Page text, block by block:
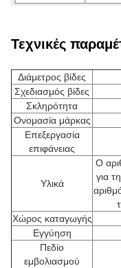
Τεχνικές
Διάμετρος βίδες
Σχεδιασμός βίδες
Σκληρότητα
Ονομασία μάρκας
Επεξεργασία
επιφάνειας
Υλικά
Ο
για
Χώρος καταγωγής
Εγγύηση
Πεδίο
εμβολιασμού